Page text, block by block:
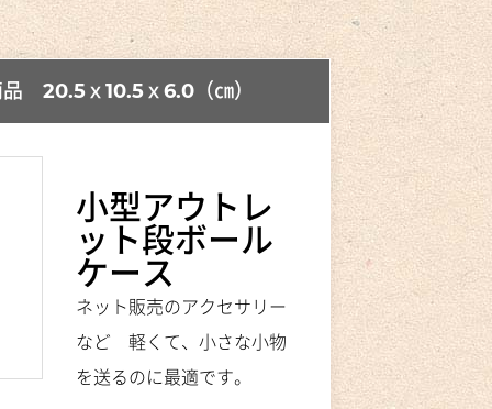
MORE
MORE
20.5ｘ10.5ｘ6.0（㎝）
小型アウトレ
ット段ボール
ケース
ネット販売のアクセサリー
など 軽くて、小さな小物
を送るのに最適です。